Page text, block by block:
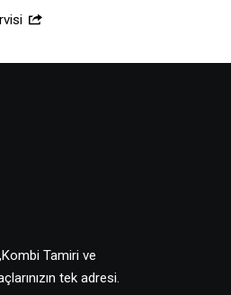
Tamiri ve
tek adresi.